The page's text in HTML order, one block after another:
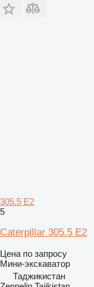
305.5 E2
5
Caterpillar 305.5 E2
Цена по запросу
Мини-экскаватор
Таджикистан